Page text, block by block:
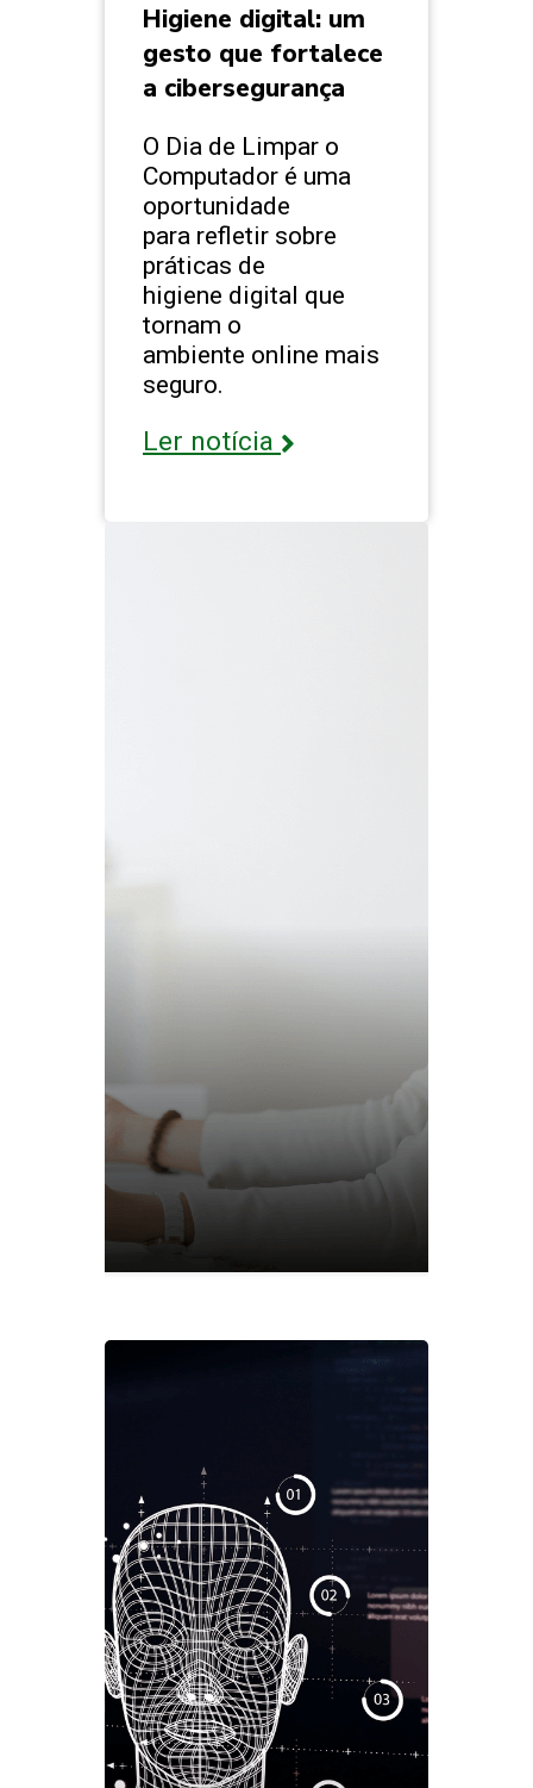
Higiene digital: um
gesto que fortalece
a cibersegurança
O Dia de Limpar o
Computador é uma
oportunidade
para refletir sobre
práticas de
higiene digital que
tornam o
ambiente online mais
seguro.
Ler notícia